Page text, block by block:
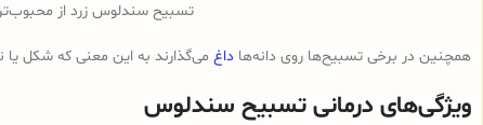
تسبیح سندلوس زرد از
همچنین در برخی تسبیح‌ها روی دانه‌ها داغ می‌گذارند به این معنی که شکل
ویژگی‌های درمانی تسبیح سندلوس